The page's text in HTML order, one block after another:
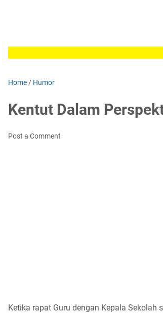
Home / Humor
Kentut Dalam
Post a Comment
Ketika rapat Guru dengan Kepala Sekolah